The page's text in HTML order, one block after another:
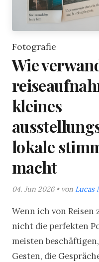
Fotografie
Wie
kleines
lokale
macht
04. Jun 2026 • von Lucas
Wenn ich von
nicht die perfekten
meisten
Gesten, die